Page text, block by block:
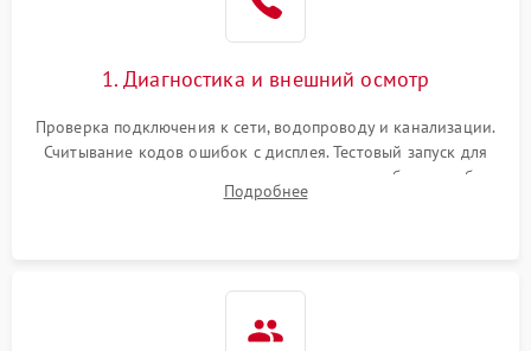
1. Диагностика и внешний осмотр
Проверка подключения к сети, водопроводу и канализации.
Считывание кодов ошибок с дисплея. Тестовый запуск для
выявления посторонних шумов, протечек или сбоев в работе
электронного модуля управления.
Подробнее